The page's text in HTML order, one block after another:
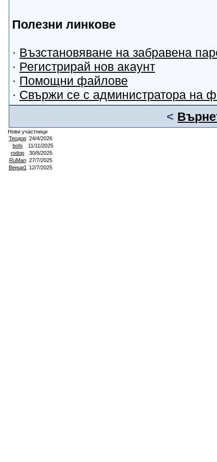
Полезни линкове
· Възстановяване на забравена
· Регистрирай нов акаунт
· Помощни файлове
· Свържи се с администратора на
<
Нови участници
Теодор 24/4/2026
bohi
11/11/2025
rodop
30/8/2025
RuMan 27/7/2025
Венци1
12/7/2025